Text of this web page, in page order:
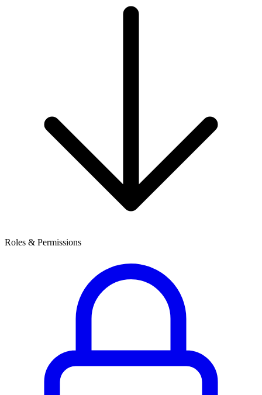
Roles & Permissions